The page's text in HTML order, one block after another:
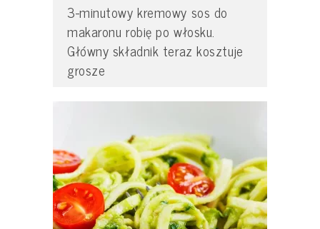
3-minutowy kremowy sos do
makaronu robię po włosku.
Główny składnik teraz kosztuje
grosze